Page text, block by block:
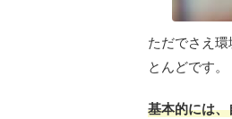
ただでさえ
とんどです。
基本的には